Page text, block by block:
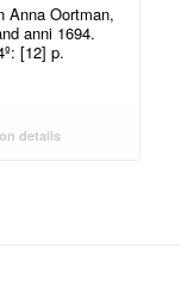
Anna Oortman,
anni 1694.
[12] p.
details